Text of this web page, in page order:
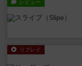
レビュー
リプレイ